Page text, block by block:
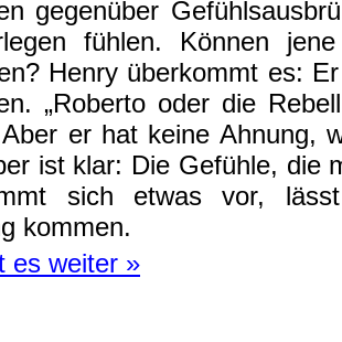
gegenüber
fühlen. Können
Henry überkommt es:
„Roberto oder die
er hat keine Ahnung,
ist klar: Die Gefühle, die
sich etwas vor,
kommen.
es weiter »